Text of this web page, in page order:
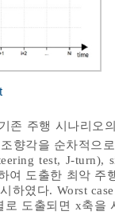
존 주행 시나리오
향각을 순차적으
test, J-
여 도출한 최악 주
하였다. Worst
도출되면 x축을